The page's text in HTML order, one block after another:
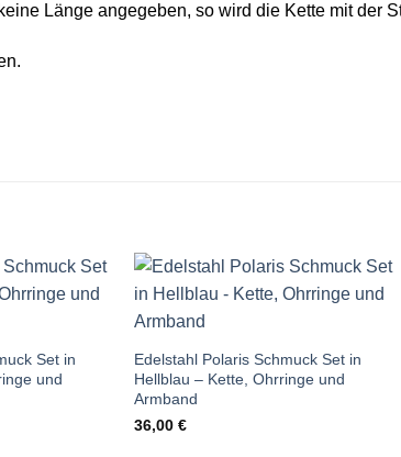
Länge angegeben, so wird die Kette mit der
Set in
und
Edelstahl Polaris Schmuck Set in
Hellblau – Kette, Ohrringe und
Armband
36,00 €